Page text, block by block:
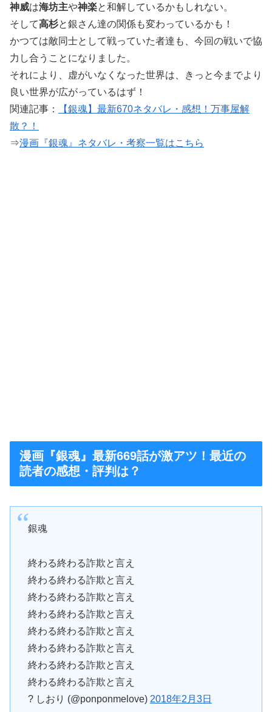
神威は海坊主や神楽と和解しているかもしれない。
そして高杉と銀さん達の関係も変わっているかも！
かつては敵同士として戦っていた者達も、今回の戦いで協
力し合うことになりました。
それにより、虚がいなくなった世界は、きっと今までより
良い世界が広がっているはず！
関連記事：
【銀魂】最新670ネタバレ・感想！万事屋解
散？！
⇒漫画『銀魂』ネタバレ・考察一覧はこちら
漫画『銀魂』最新669話が激アツ！最近の
読者の感想・評判は？
銀魂
終わる終わる詐欺と言え
終わる終わる詐欺と言え
終わる終わる詐欺と言え
終わる終わる詐欺と言え
終わる終わる詐欺と言え
終わる終わる詐欺と言え
終わる終わる詐欺と言え
終わる終わる詐欺と言え
? しおり (@ponponmelove) 2018年2月3日